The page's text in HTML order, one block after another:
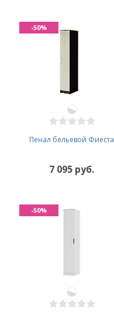
Пенал бельевой Фиеста
7 095 руб.
-50%
-50%